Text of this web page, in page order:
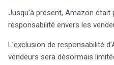
Jusqu’à présent, Amazon
responsabilité envers les
L’exclusion de responsabilité
vendeurs sera désormais